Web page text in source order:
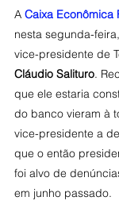
A Caixa Econômica
nesta segunda-
vice-presidente de
Cláudio Salituro.
que ele estaria
do banco vieram à
vice-presidente a
que o então
foi alvo de
em junho passado.